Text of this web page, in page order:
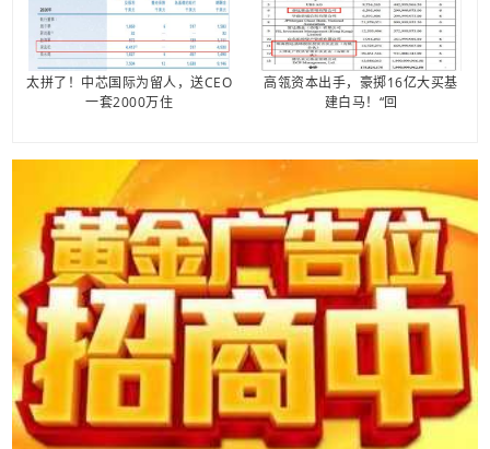
太拼了！中芯国际为留人，送CEO
一套2000万住
高瓴资本出手，豪掷16亿大买基
建白马！“回